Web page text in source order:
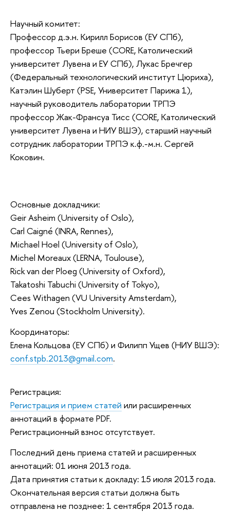
Научный комитет:
Профессор д.э.н. Кирилл Борисов (ЕУ СПб),
профессор Тьери Бреше (CORE, Католический
университет Лувена и ЕУ СПб), Лукас Бречгер
(Федеральный технологический институт Цюриха),
Катэлин Шуберт (PSE, Университет Парижа 1),
научный руководитель лаборатории ТРПЭ
профессор Жак-Франсуа Тисс (CORE, Католический
университет Лувена и НИУ ВШЭ), старший научный
сотрудник лаборатории ТРПЭ к.ф.-м.н. Сергей
Коковин.
Основные докладчики:
Geir Asheim (University of Oslo),
Carl Caigné (INRA, Rennes),
Michael Hoel (University of Oslo),
Michel Moreaux (LERNA, Toulouse),
Rick van der Ploeg (University of Oxford),
Takatoshi Tabuchi (University of Tokyo),
Cees Withagen (VU University Amsterdam),
Yves Zenou (Stockholm University).
Координаторы:
Елена Кольцова (ЕУ СПб) и Филипп Ущев (НИУ ВШЭ):
conf.stpb.2013@gmail.com.
Регистрация:
Регистрация и прием статей или расширенных
аннотаций в формате PDF.
Регистрационный взнос отсутствует.
Последний день приема статей и расширенных
аннотаций: 01 июня 2013 года.
Дата принятия статьи к докладу: 15 июля 2013 года.
Окончательная версия статьи должна быть
отправлена не позднее: 1 сентября 2013 года.